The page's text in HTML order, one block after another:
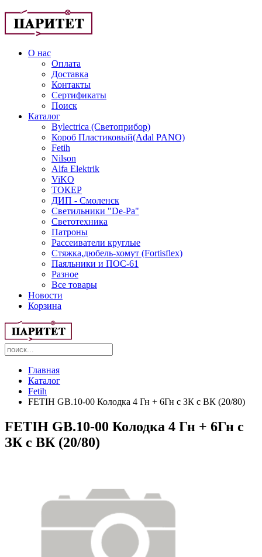
О нас
Оплата
Доставка
Контакты
Сертификаты
Поиск
Каталог
Bylectrica (Светоприбор)
Короб Пластиковый(Adal PANO)
Fetih
Nilson
Alfa Elektrik
ViKO
ТОКЕР
ДИП - Смоленск
Светильники "De-Pa"
Светотехника
Патроны
Рассеиватели круглые
Стяжка,дюбель-хомут (Fortisflex)
Паяльники и ПОС-61
Разное
Все товары
Новости
Корзина
Главная
Каталог
Fetih
FETIH GB.10-00 Колодка 4 Гн + 6Гн c ЗК с ВК (20/80)
FETIH GB.10-00 Колодка 4 Гн + 6Гн c
ЗК с ВК (20/80)